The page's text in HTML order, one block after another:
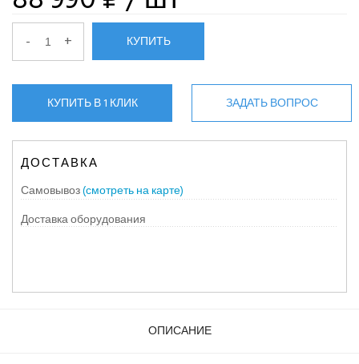
- + КУПИТЬ
КУПИТЬ В 1 КЛИК ЗАДАТЬ ВОПРОС
ДОСТАВКА
Самовывоз(смотреть на карте)
Доставка оборудования
ОПИСАНИЕ